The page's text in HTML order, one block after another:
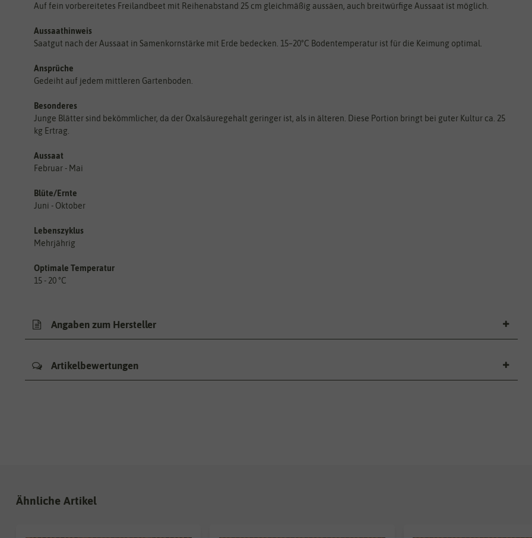
Auf fein vorbereitetes Freilandbeet mit Reihenabstand 25 cm gleichmäßig aussäen, auch breitwürfige Aussaat ist möglich.
Aussaathinweis
Saatgut nach der Aussaat in Samenkornstärke mit Erde bedecken. 15–20°C Bodentemperatur ist für die Keimung optimal.
Ansprüche
Gedeiht auf jedem mittleren Gartenboden.
Besonderes
Junge Blätter sind bekömmlicher, da der Oxalsäuregehalt geringer ist, als in älteren. Diese Portion bringt bei guter Kultur ca. 25
kg Ertrag.
Aussaat
Februar - Mai
Blüte/Ernte
Juni - Oktober
Lebenszyklus
Mehrjährig
Optimale Temperatur
15 - 20 °C
Angaben zum Hersteller
Artikelbewertungen
Ähnliche Artikel